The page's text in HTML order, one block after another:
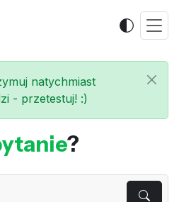
natychmiast
- przetestuj! :)
?